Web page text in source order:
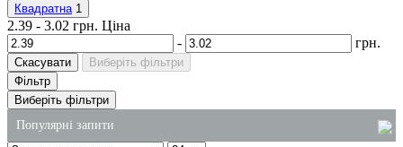
Квадратна 1
2.39 - 3.02 грн. Ціна
-
грн.
Скасувати
Виберіть фільтри
Фільтр
Виберіть фільтри
Популярні запити